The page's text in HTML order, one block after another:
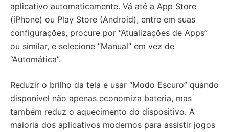
aplicativo automaticamente. Vá até a App Store
(iPhone) ou Play Store (Android), entre em suas
configurações, procure por “Atualizações de Apps”
ou similar, e selecione “Manual” em vez de
“Automática”.
Reduzir o brilho da tela e usar “Modo Escuro” quando
disponível não apenas economiza bateria, mas
também reduz o aquecimento do dispositivo. A
maioria dos aplicativos modernos para assistir jogos